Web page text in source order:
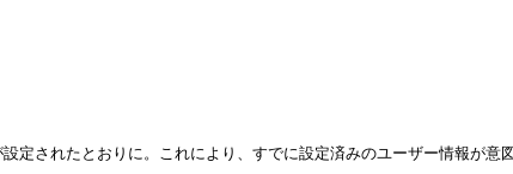
されたとおりに。これにより、すでに設定済みのユーザー情報が意